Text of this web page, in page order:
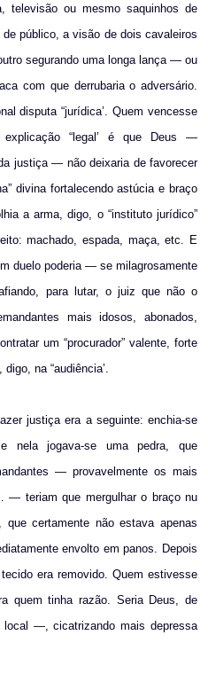
televisão ou mesmo saquinhos de
público, a visão de dois cavaleiros
segurando uma longa lança — ou
com que derrubaria o adversário.
disputa “jurídica’. Quem vencesse
“legal’ é que Deus —
justiça — não deixaria de favorecer
divina fortalecendo astúcia e braço
a arma, digo, o “instituto jurídico”
machado, espada, maça, etc. E
duelo poderia — se milagrosamente
para lutar, o juiz que não o
mais idosos, abonados,
um “procurador” valente, forte
na “audiência’.
justiça era a seguinte: enchia-se
nela jogava-se uma pedra, que
— provavelmente os mais
— teriam que mergulhar o braço nu
certamente não estava apenas
envolto em panos. Depois
era removido. Quem estivesse
quem tinha razão. Seria Deus, de
—, cicatrizando mais depressa